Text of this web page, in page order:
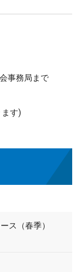
事務局まで
す)
ス（春季）